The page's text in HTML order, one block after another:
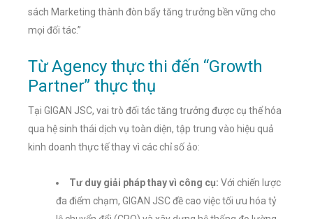
sách Marketing thành đòn bẩy tăng trưởng bền vững cho
mọi đối tác.”
Từ Agency thực thi đến “Growth
Partner” thực thụ
Tại GIGAN JSC, vai trò đối tác tăng trưởng được cụ thể hóa
qua hệ sinh thái dịch vụ toàn diện, tập trung vào hiệu quả
kinh doanh thực tế thay vì các chỉ số ảo:
Tư duy giải pháp thay vì công cụ: Với chiến lược
đa điểm chạm, GIGAN JSC đề cao việc tối ưu hóa tỷ